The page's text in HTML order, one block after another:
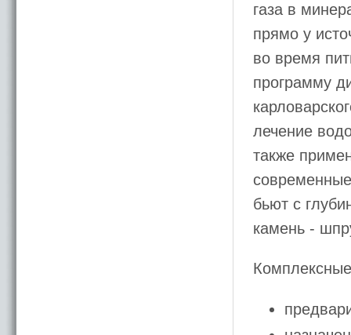
газа в
прямо у
во время
программу
лечение
также
бьют с
камень -